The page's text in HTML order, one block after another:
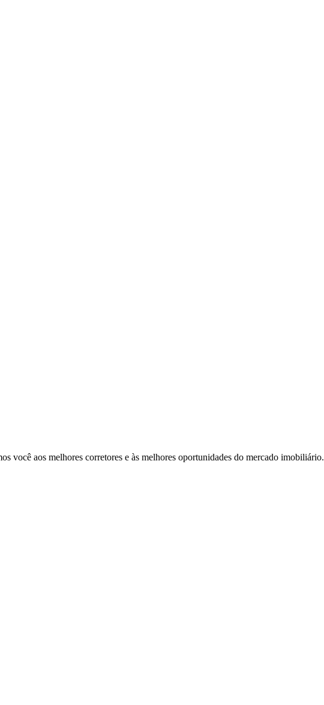
você aos melhores corretores e às melhores oportunidades do mercado imobiliário.